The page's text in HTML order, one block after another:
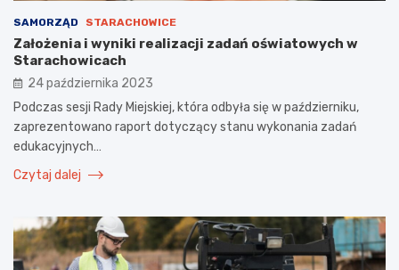
SAMORZĄD STARACHOWICE
Założenia i wyniki realizacji zadań oświatowych w
Starachowicach
24 października 2023
Podczas sesji Rady Miejskiej, która odbyła się w październiku,
zaprezentowano raport dotyczący stanu wykonania zadań
edukacyjnych…
Czytaj dalej